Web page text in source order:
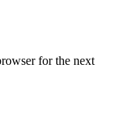
for the next